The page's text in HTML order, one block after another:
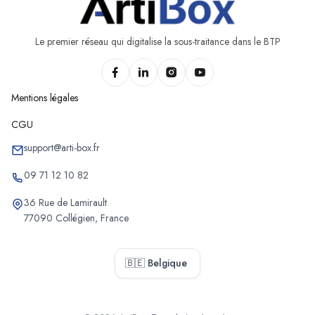
Chantiers de pompe à chaleur de Trois-Ponts
Chantiers de pompe à chaleur d'Héron
Le premier réseau qui digitalise la sous-traitance dans le BTP
Mentions légales
CGU
support@arti-box.fr
09 71 12 10 82
36 Rue de Lamirault
77090 Collégien, France
🇧🇪 Belgique